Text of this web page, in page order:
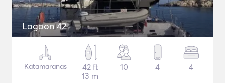
Lagoon 42
Katamaranas
42 ft
13 m
10 4 4